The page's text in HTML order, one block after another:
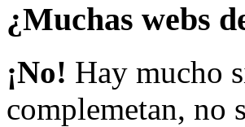
¿Muchas webs
¡No! Hay mucho
complemetan, no